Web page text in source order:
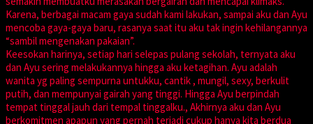
Karena, berbagai macam gaya sudah kami lakukan, sampai aku dan Ayu
mencoba gaya-gaya baru, rasanya saat itu aku tak ingin kehilangannya
“sambil mengenakan pakaian”.
Keesokan harinya, setiap hari selepas pulang sekolah, ternyata aku
dan Ayu sering melakukannya hingga aku ketagihan. Ayu adalah
wanita yg paling sempurna untukku, cantik , mungil, sexy, berkulit
putih, dan mempunyai gairah yang tinggi. Hingga Ayu berpindah
tempat tinggal jauh dari tempal tinggalku., Akhirnya aku dan Ayu
berkomitmen apapun yang pernah terjadi cukup hanya kita berdua